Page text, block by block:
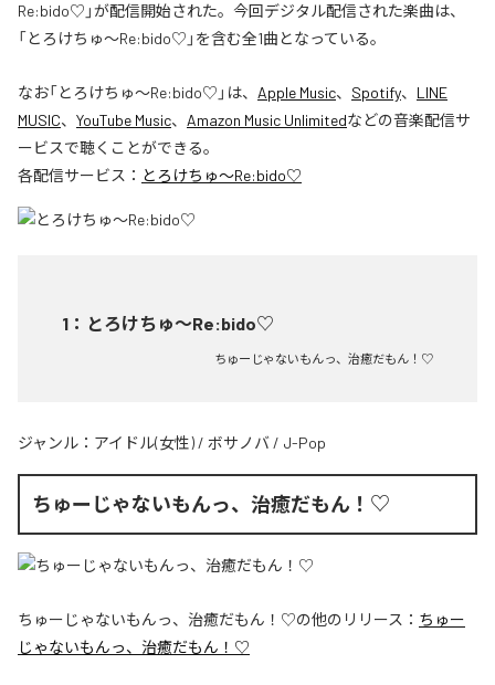
Re:bido♡」が配信開始された。今回デジタル配信された楽曲は、
「とろけちゅ〜Re:bido♡」を含む全1曲となっている。
なお「とろけちゅ〜Re:bido♡ 」は、 Apple Music、 Spotify、 LINE
MUSIC、 YouTube Music、 Amazon Music Unlimitedなどの音楽配信サ
ービスで聴くことができる。
各配信サービス： とろけちゅ〜Re:bido♡
1 ： とろけちゅ〜Re:bido♡
ちゅーじゃないもんっ、治癒だもん！♡
ジャンル： アイドル(女性) / ボサノバ / J-Pop
ちゅーじゃないもんっ、治癒だもん！♡
ちゅーじゃないもんっ、治癒だもん！♡の他のリリース： ちゅー
じゃないもんっ、治癒だもん！♡